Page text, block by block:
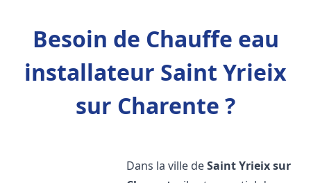
Besoin de Chauffe eau
installateur Saint Yrieix
sur Charente ?
Dans la ville deSaint Yrieix sur